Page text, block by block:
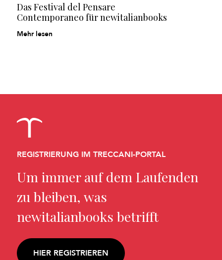
Das Festival del Pensare
Contemporaneo für newitalianbooks
Mehr lesen
REGISTRIERUNG IM TRECCANI-PORTAL
Um immer auf dem Laufenden
zu bleiben, was
newitalianbooks betrifft
HIER REGISTRIEREN